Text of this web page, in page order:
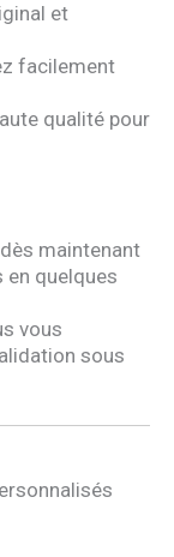
et
facilement
qualité pour
maintenant
quelques
vous
sous